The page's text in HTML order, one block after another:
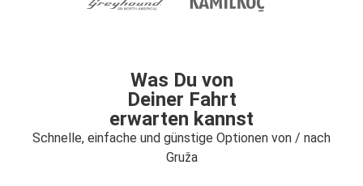
Was Du von
Deiner Fahrt
erwarten kannst
Schnelle, einfache und günstige Optionen von / nach
Gruža